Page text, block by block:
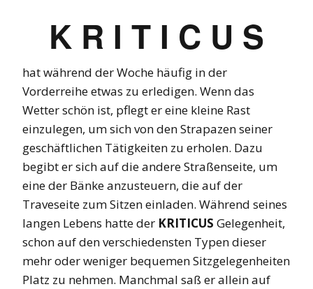
K R I T I C U S
hat während der Woche häufig in der
Vorderreihe etwas zu erledigen. Wenn das
Wetter schön ist, pflegt er eine kleine Rast
einzulegen, um sich von den Strapazen seiner
geschäftlichen Tätigkeiten zu erholen. Dazu
begibt er sich auf die andere Straßenseite, um
eine der Bänke anzusteuern, die auf der
Traveseite zum Sitzen einladen. Während seines
langen Lebens hatte der KRITICUS Gelegenheit,
schon auf den verschiedensten Typen dieser
mehr oder weniger bequemen Sitzgelegenheiten
Platz zu nehmen. Manchmal saß er allein auf